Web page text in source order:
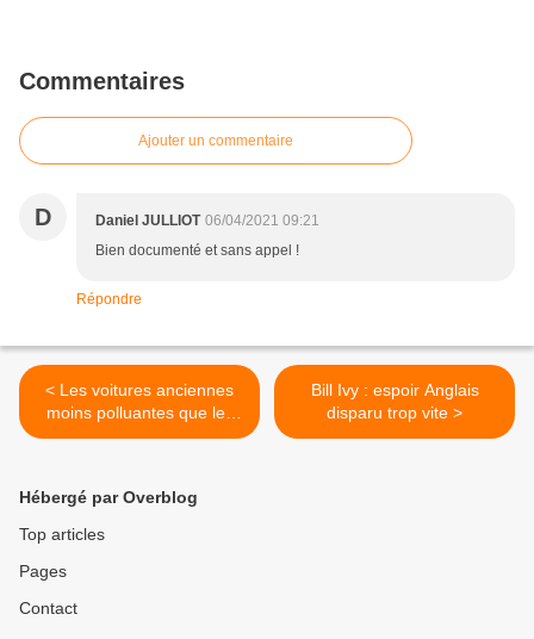
Commentaires
Ajouter un commentaire
D Daniel JULLIOT 06/04/2021 09:21
Bien documenté et sans appel !
Répondre
< Les voitures anciennes
moins polluantes que les
voitures neuves ?
Bill Ivy : espoir Anglais
disparu trop vite >
Hébergé par Overblog
Top articles
Pages
Contact